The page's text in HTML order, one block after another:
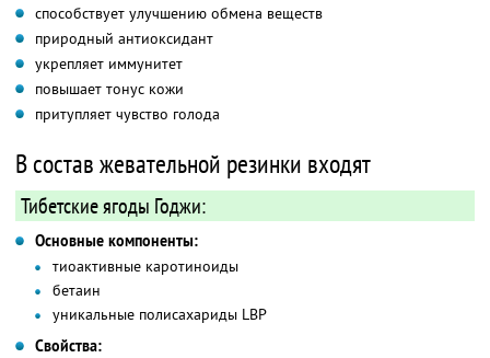
способствует улучшению обмена веществ
природный антиоксидант
укрепляет иммунитет
повышает тонус кожи
притупляет чувство голода
В состав жевательной резинки входят
Тибетские ягоды Годжи:
Основные компоненты:
тиоактивные каротиноиды
бетаин
уникальные полисахариды LBP
Свойства: